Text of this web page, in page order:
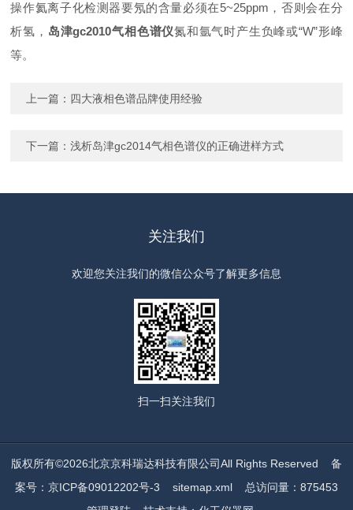
操作氦离子化检测器要氖的含量必须在5~25ppm，否则会在分
析氢， 岛津gc2010气相色谱仪氮和氩气时产生负峰或“W”形峰
等。
上一篇： 四大液相色谱品牌使用经验
下一篇：浅析岛津gc2014气相色谱仪的正确进样方式
关注我们
欢迎您关注我们的微信公众号了解更多信息
扫一扫关注我们
版权所有©2026北京京科瑞达科技有限公司All Rights Reserved 备
案号：京ICP备09012202号-3
sitemap.xml总访问量：875453